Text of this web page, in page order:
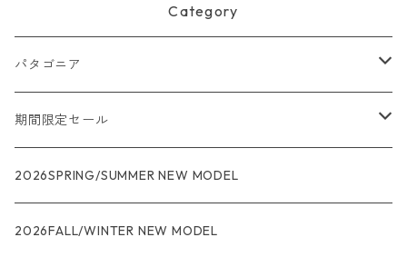
Category
パタゴニア
メンズ
R1
ウィメンズ
R1
ジャケット・アウター
期間限定セール
★★★
レインウェアー
2026SPRING/SUMMER NEW MODEL
2026FALL/WINTER NEW MODEL